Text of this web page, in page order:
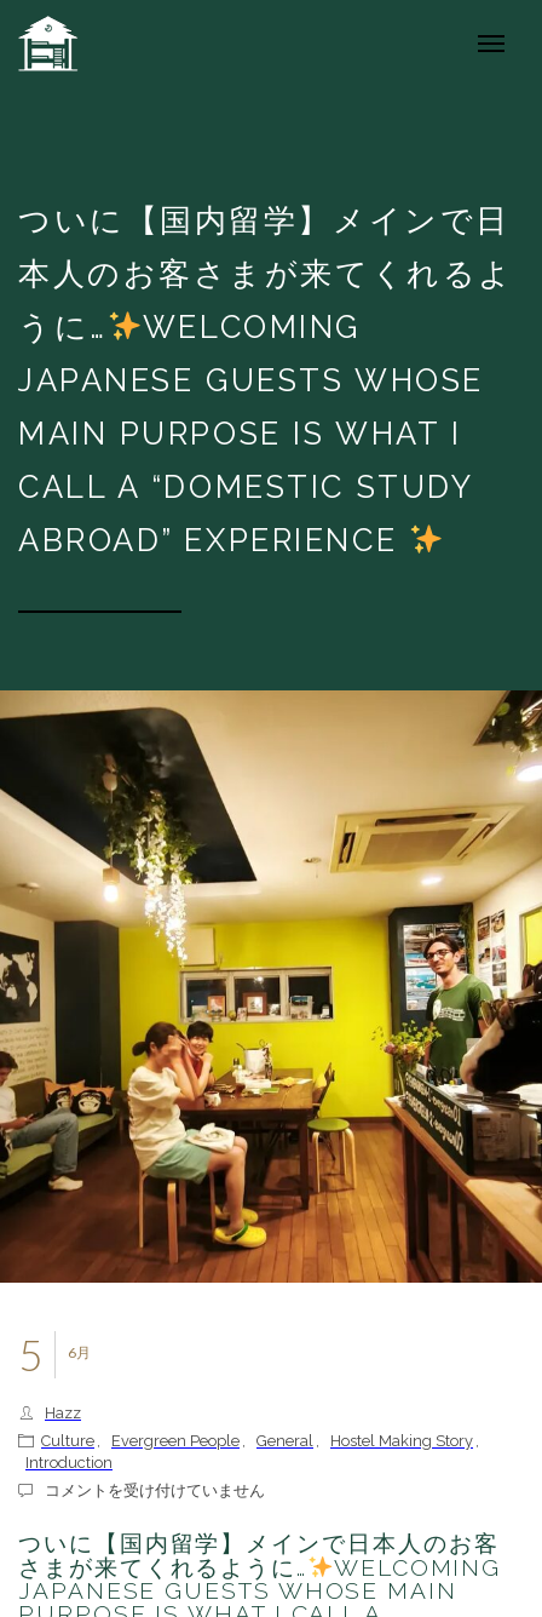
ついに【国内留学】メインで日
本人のお客さまが来てくれるよ
うに…
WELCOMING
JAPANESE GUESTS WHOSE
MAIN PURPOSE IS WHAT I
CALL A “DOMESTIC STUDY
ABROAD” EXPERIENCE
6月
5
Hazz
Culture , Evergreen People , General , Hostel Making Story ,
Introduction
つ
に
【国
内
留
コメントを受け付けていません
ついに【国内留学】メインで日本人のお客
さまが来てくれるように…
WELCOMING
JAPANESE GUESTS WHOSE MAIN